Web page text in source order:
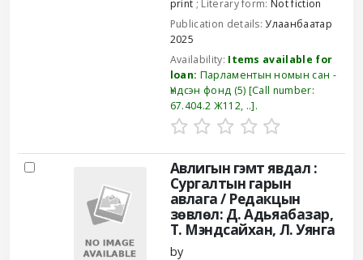
print ; Literary form:Not fiction
Publication details:Улаанбаатар
2025
Availability: Items available for
loan: Парламентын номын сан -
Үндсэн фонд (5) Call number:
67.404.2 Ж112, .. .
Авлигын гэмт явдал :
Сургалтын гарын
авлага / Редакцын
зөвлөл: Д. Адьяабазар,
Т. Мэндсайхан, Л. Уянга
by